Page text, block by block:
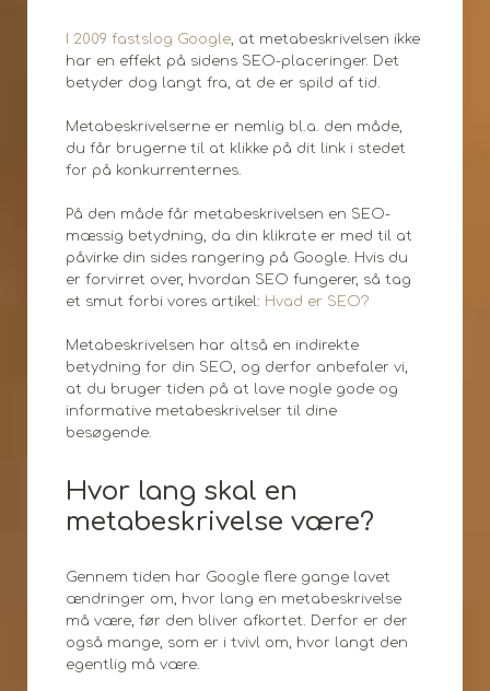
I 2009 fastslog Google , at metabeskrivelsen ikke
har en effekt på sidens SEO-placeringer. Det
betyder dog langt fra, at de er spild af tid.
Metabeskrivelserne er nemlig bl.a. den måde,
du får brugerne til at klikke på dit link i stedet
for på konkurrenternes.
På den måde får metabeskrivelsen en SEO-
mæssig betydning, da din klikrate er med til at
påvirke din sides rangering på Google. Hvis du
er forvirret over, hvordan SEO fungerer, så tag
et smut forbi vores artikel: Hvad er SEO?
Metabeskrivelsen har altså en indirekte
betydning for din SEO, og derfor anbefaler vi,
at du bruger tiden på at lave nogle gode og
informative metabeskrivelser til dine
besøgende.
Hvor lang skal en
metabeskrivelse være?
Gennem tiden har Google flere gange lavet
ændringer om, hvor lang en metabeskrivelse
må være, før den bliver afkortet. Derfor er der
også mange, som er i tvivl om, hvor langt den
egentlig må være.